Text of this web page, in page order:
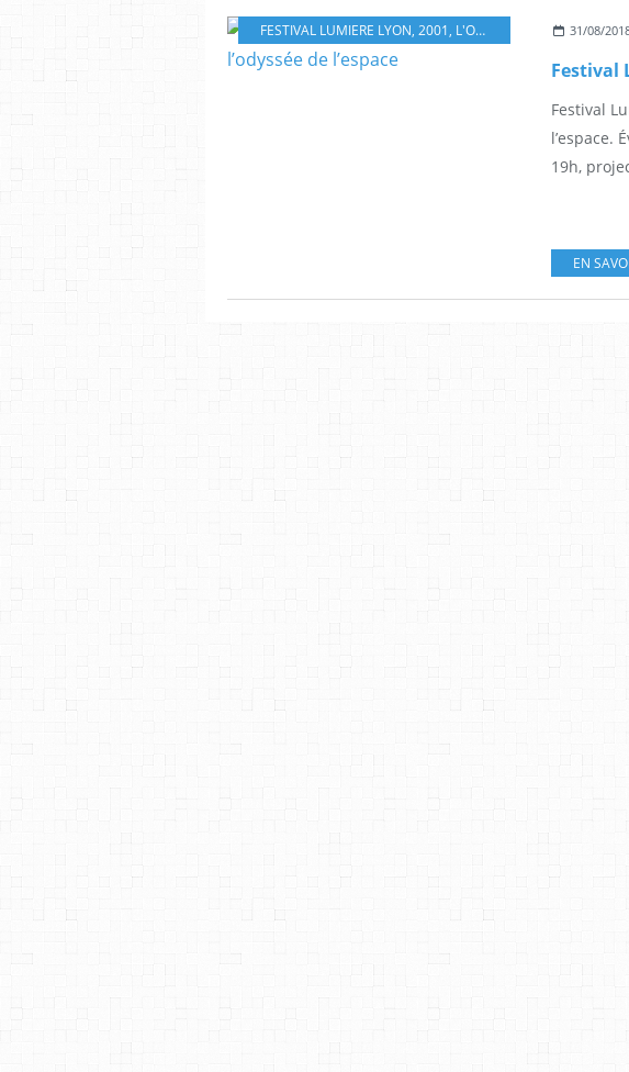
FESTIVAL LUMIERE LYON, 2001, L'ODYSÉE DE L'ESPACE ,
31/08/
Festival
l’espace.
19h,
EN